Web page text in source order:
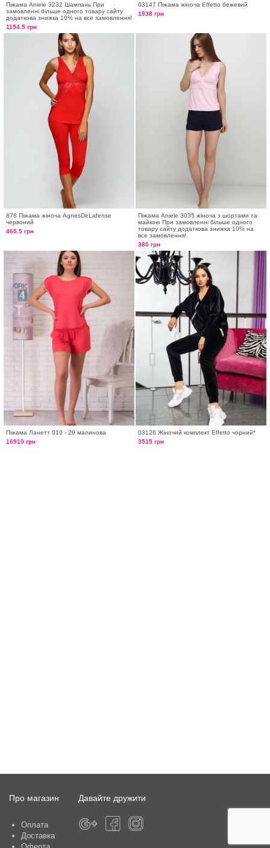
Піжама Aniele 3232 Шампань При
замовленні більше одного товару сайту
додаткова знижка 10% на все замовлення!
1154.5 грн
03147 Піжама жіноча Effetto бежевий
1938 грн
878 Піжама жіноча AgnesDeLafense
червоний
465.5 грн
Піжама Aniele 3035 жіноча з шортами та
майкою При замовленні більше одного
товару сайту додаткова знижка 10% на
все замовлення!
380 грн
Піжама Ланетт 010 - 29 малинова
16910 грн
03126 Жіночий комплект Effetto чорний*
3515 грн
Про магазин
Оплата
Доставка
Давайте дружити